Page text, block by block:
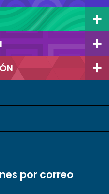
por correo